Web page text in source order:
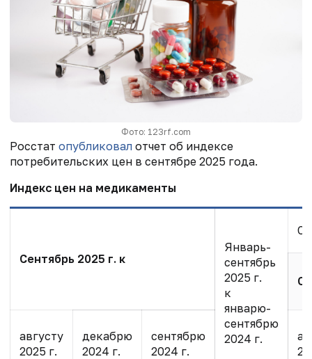
Фото: 123rf.com
Росстат опубликовал отчет об индексе
потребительских цен в сентябре 2025 года.
Индекс цен на медикаменты
Сентябрь 2025 г. к
Январь-
сентябрь
2025 г.
к
январю-
сентябрю
2024 г.
августу
2025 г.
декабрю
2024 г.
сентябрю
2024 г.